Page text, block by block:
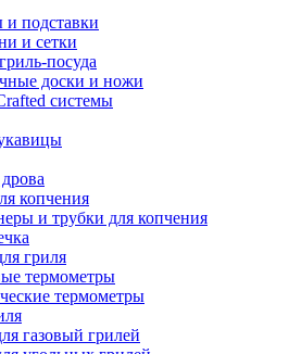
и подставки
и сетки
посуда
доски и ножи
системы
копчения
и трубки для копчения
гриля
термометры
термометры
газовый грилей